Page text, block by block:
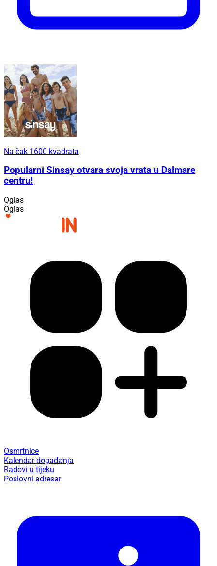
Na čak 1600 kvadrata
Popularni Sinsay otvara svoja vrata u Dalmare
centru!
Oglas
Oglas
Osmrtnice
Kalendar događanja
Radovi u tijeku
Poslovni adresar